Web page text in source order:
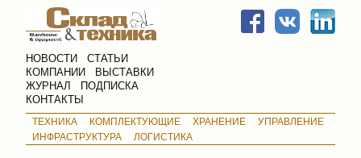
НОВОСТИ
СТАТЬИ
КОМПАНИИ
ВЫСТАВКИ
ЖУРНАЛ
ПОДПИСКА
КОНТАКТЫ
ТЕХНИКА КОМПЛЕКТУЮЩИЕ ХРАНЕНИЕ
УПРАВЛЕНИЕ
ИНФРАСТРУКТУРА
ЛОГИСТИКА